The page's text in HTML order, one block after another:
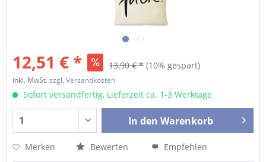
12,51 € * 13,90 € * (10% gespart)
inkl. MwSt.zzgl. Versandkosten
Sofort versandfertig, Lieferzeit ca. 1-3 Werktage
In den Warenkorb
Merken Bewerten Empfehlen